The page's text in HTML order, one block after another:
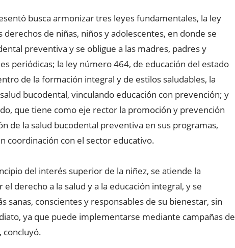
busca armonizar tres leyes fundamentales, la ley
de niñas, niños y adolescentes, en donde se
preventiva y se obligue a las madres, padres y
periódicas; la ley número 464, de educación del estado
de la formación integral y de estilos saludables, la
bucodental, vinculando educación con prevención; y
que tiene como eje rector la promoción y prevención
de la salud bucodental preventiva en sus programas,
coordinación con el sector educativo.
del interés superior de la niñez, se atiende la
derecho a la salud y a la educación integral, y se
sanas, conscientes y responsables de su bienestar, sin
ya que puede implementarse mediante campañas de
concluyó.